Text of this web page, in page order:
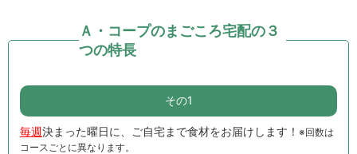
Ａ・コープのまごころ宅配の３
つの特長
その1
毎週決まった曜日に、ご自宅まで食材をお届けします！ ※回数は
コースごとに異なります。